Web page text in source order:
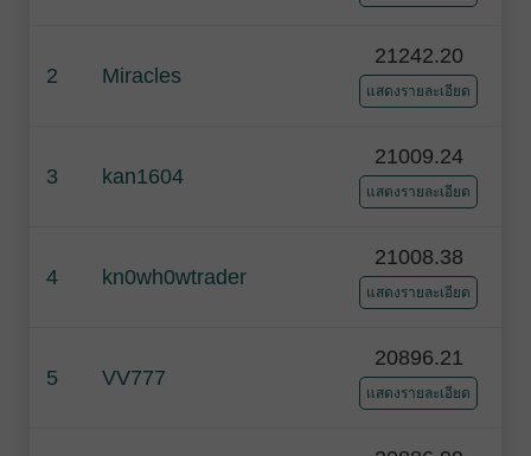
2 Miracles
21242.20
แสดงรายละเอียด
3 kan1604
21009.24
แสดงรายละเอียด
4 kn0wh0wtrader
21008.38
แสดงรายละเอียด
5 VV777
20896.21
แสดงรายละเอียด